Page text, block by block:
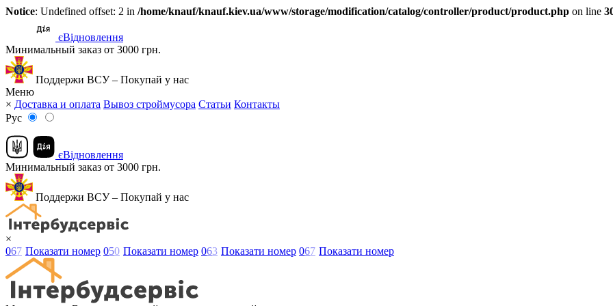
Notice: Undefined offset: 2 in /home/knauf/knauf.kiev.ua/www/storage/modification/catalog/controller/product/product.php on line
єВідновлення
Минимальный заказ от 3000 грн.
Поддержи ВСУ – Покупай у нас
Меню
× Доставка и оплата Вывоз строймусора Статьи Контакты
Рус
єВідновлення
Минимальный заказ от 3000 грн.
Поддержи ВСУ – Покупай у нас
×
067 Показати номер 050 Показати номер 063 Показати номер 067 Показати номер